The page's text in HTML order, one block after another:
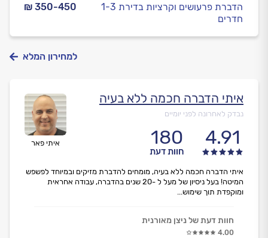
₪ 350-450
הדברת פרעושים וקרציות בדירת 1-3
חדרים
למחירון המלא
איתי פאר
איתי הדברה חכמה ללא בעיה
נבדק לאחרונה לפני יומיים
4.91
180
חוות דעת
איתי הדברה חכמה ללא בעיה, מומחים להדברת מזיקים ובמיוחד לפשפש
המיטה! בעל ניסיון של מעל ל -20 שנים בהדברה, עבודה אחראית
ומוקפדת תוך שימוש...
חוות דעת של ניצן מאורנית
4.00